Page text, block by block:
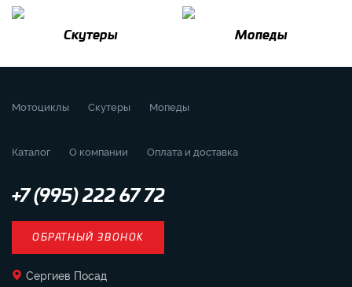
Скутеры Мопеды
Мотоциклы Скутеры Мопеды
Каталог О компании Оплата и доставка
+7 (995) 222 67 72
ОБРАТНЫЙ ЗВОНОК
Сергиев Посад